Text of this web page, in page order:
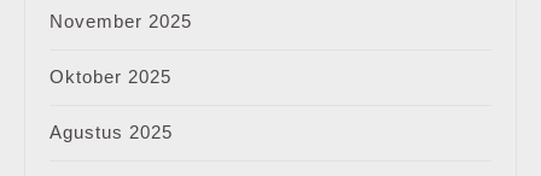
November 2025
Oktober 2025
Agustus 2025